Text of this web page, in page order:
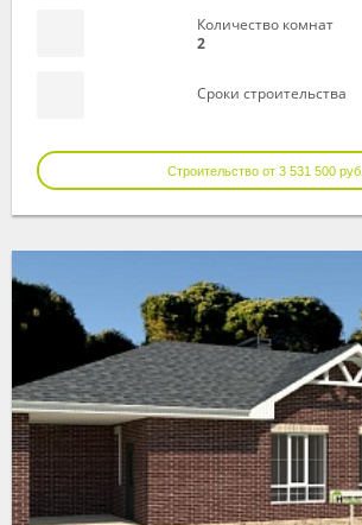
Количество комнат
2
Сроки строительства
Строительство от 3 531 500 руб.